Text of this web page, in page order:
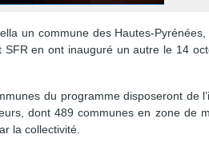
un commune des Hautes-
en ont inauguré un autre le 14
du programme disposeront de
dont 489 communes en zone de
la collectivité.